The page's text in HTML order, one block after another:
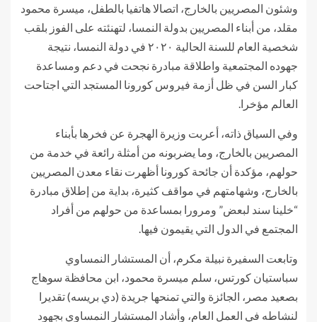
وشئون المصريين بالخارج، اتصالا هاتفيا بالطفل، ميسرة محمود
مقلد، من أبناء المصريين بدولة النمسا، لتهنئته على الفوز بلقب
شخصية العام للسنة الحالية ٢٠٢٠ في دولة النمسا، نتيجة
جهوده المجتمعية واطلاقة مبادرة نجحت في دعم ومساعدة
كبار السن في ظل أزمة فيروس كورونا المستجد التي اجتاحت
العالم مؤخرا.
وفي السياق ذاته، أعربت وزيرة الهجرة عن فخرها بأبناء
المصريين بالخارج، وما يضربونه من أمثلة رائعة في خدمة من
حولهم، مؤكدة أن جائحة كورونا أظهرت نقاء معدن المصريين
بالخارج، وشهامتهم في مواقف كثيرة، بداية من إطلاق مبادرة
“خلينا سند لبعض” ومرورا بمساعدة من حولهم من أفراد
المجتمع في الدول التي يقيمون فيها.
وتابعت السفيرة نبيلة مكرم، أن المستشار النمساوي
سباستيان كورتس، سلم ميسرة محمود، ابن محافظة سوهاج
بصعيد مصر، الجائزة والتي تمنحها جريدة (دي بريسه) تقديرا
لنشاطه في العمل العام، وأشاد المستشار النمساوي بجهود